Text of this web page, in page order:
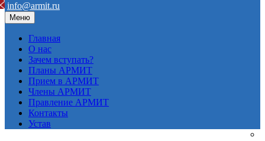
info@armit.ru
Меню
Главная
О нас
Зачем вступать?
Планы АРМИТ
Прием в АРМИТ
Члены АРМИТ
Правление АРМИТ
Контакты
Устав